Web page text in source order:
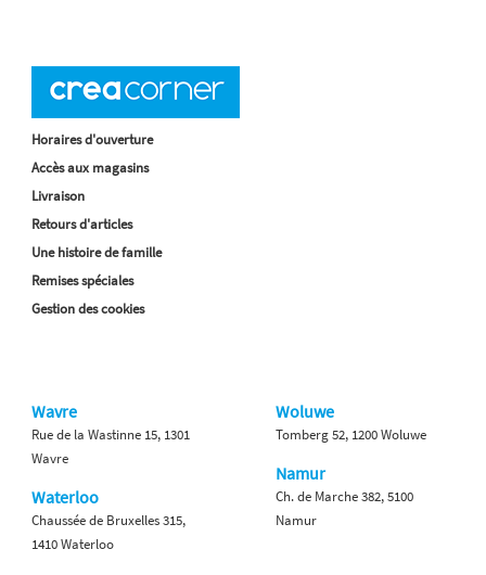
Horaires d'ouverture
Accès aux magasins
Livraison
Retours d'articles
Une histoire de famille
Remises spéciales
Gestion des cookies
Wavre
Rue de la Wastinne 15, 1301
Wavre
Waterloo
Chaussée de Bruxelles 315,
1410 Waterloo
Woluwe
Tomberg 52, 1200 Woluwe
Namur
Ch. de Marche 382, 5100
Namur